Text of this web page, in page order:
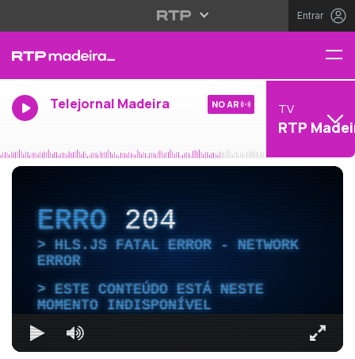
Entrar
Telejornal Madeira NO AR TV
RTP
ERRO204
HLS.JS FATAL ERROR - NETWORK
ERROR
ESTE CONTEÚDO ESTÁ NESTE
MOMENTO INDISPONÍVEL